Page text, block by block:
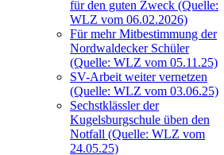
für den guten Zweck (Quelle:
WLZ vom 06.02.2026)
Für mehr Mitbestimmung der
Nordwaldecker Schüler
(Quelle: WLZ vom 05.11.25)
SV-Arbeit weiter vernetzen
(Quelle: WLZ vom 03.06.25)
Sechstklässler der
Kugelsburgschule üben den
Notfall (Quelle: WLZ vom
24.05.25)